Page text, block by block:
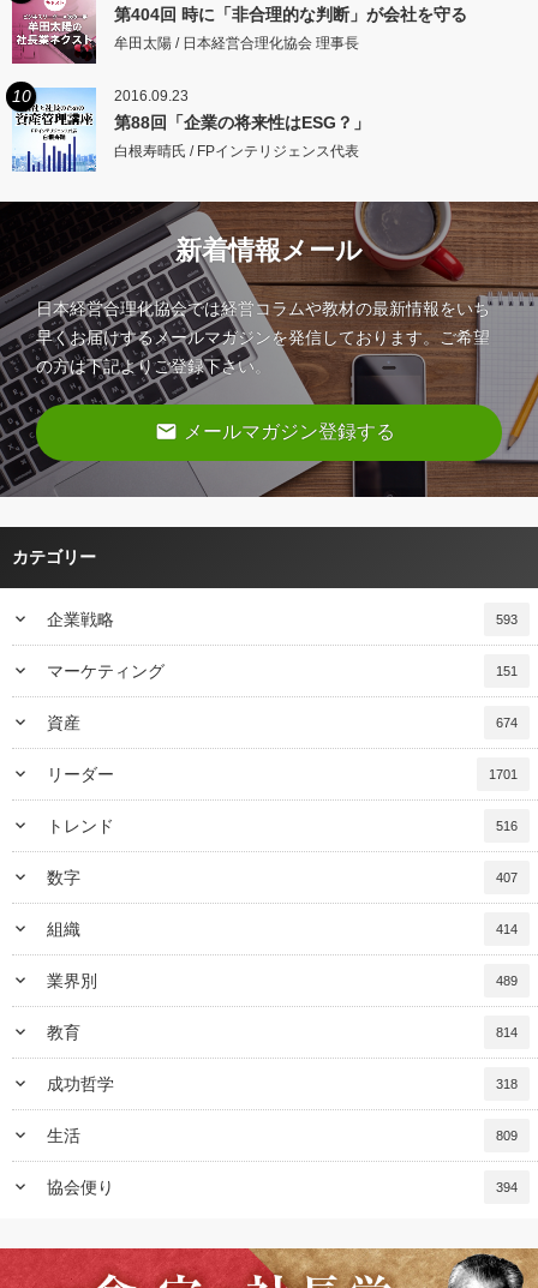
第404回 時に「非合理的な判断」が会社を守る
牟田太陽 / 日本経営合理化協会 理事長
10 2016.09.23
第88回「企業の将来性はESG？」
白根寿晴氏 / FPインテリジェンス代表
新着情報メール
日本経営合理化協会では経営コラムや教材の最新情報をいち
早くお届けするメールマガジンを発信しております。ご希望
の方は下記よりご登録下さい。
email メールマガジン登録する
カテゴリー
keyboard_arrow_down 企業戦略 593
keyboard_arrow_down マーケティング 151
keyboard_arrow_down 資産 674
keyboard_arrow_down リーダー 1701
keyboard_arrow_down トレンド 516
keyboard_arrow_down 数字 407
keyboard_arrow_down 組織 414
keyboard_arrow_down 業界別 489
keyboard_arrow_down 教育 814
keyboard_arrow_down 成功哲学 318
keyboard_arrow_down 生活 809
keyboard_arrow_down 協会便り 394